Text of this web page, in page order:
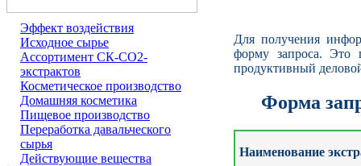
Эффект воздействия
Исходное сырье
Ассортимент СК-СО2-
экстрактов
Косметическое производство
Домашняя косметика
Пищевое производство
Переработка давальческого
сырья
Действующие вещества
Для получения
форму запроса. Это
продуктивный
Форма
Наименование